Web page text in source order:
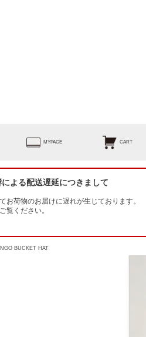
MYPAGE CART
よる配送遅延につきまして
お荷物のお届けに遅れが生じております。
覧ください。
BUCKET HAT